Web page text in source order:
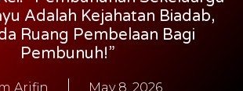
Adalah Kejahatan Biadab,
Ruang Pembelaan Bagi
Pembunuh!”
Arifin May 8, 2026